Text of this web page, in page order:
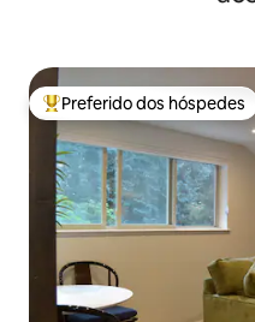
Entre os melhores
Preferido dos hóspedes